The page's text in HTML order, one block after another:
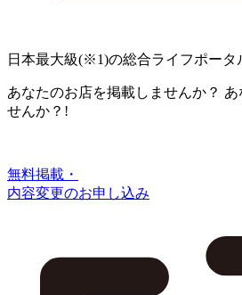
日本最大級(※1)の総合ライフポータ
あなたのお店を掲載しませんか？ あ
せんか？!
無料掲載・
内容変更のお申し込み